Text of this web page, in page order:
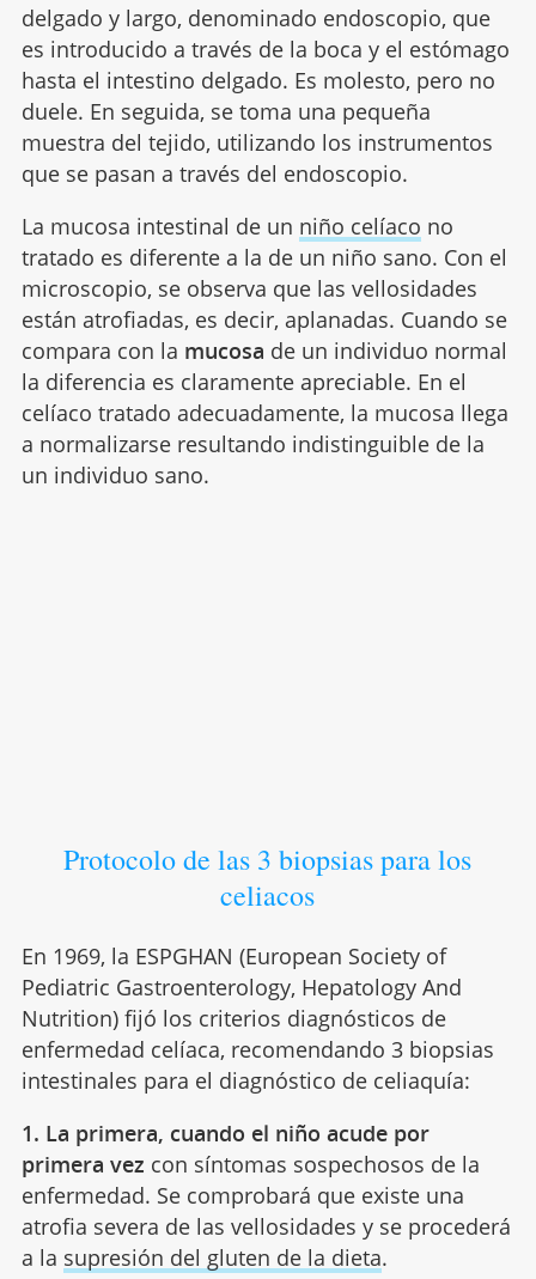
delgado y largo, denominado endoscopio, que
es introducido a través de la boca y el estómago
hasta el intestino delgado. Es molesto, pero no
duele. En seguida, se toma una pequeña
muestra del tejido, utilizando los instrumentos
que se pasan a través del endoscopio.
La mucosa intestinal de un niño celíaco no
tratado es diferente a la de un niño sano. Con el
microscopio, se observa que las vellosidades
están atrofiadas, es decir, aplanadas. Cuando se
compara con la mucosa de un individuo normal
la diferencia es claramente apreciable. En el
celíaco tratado adecuadamente, la mucosa llega
a normalizarse resultando indistinguible de la
un individuo sano.
Protocolo de las 3 biopsias para los
celiacos
En 1969, la ESPGHAN (European Society of
Pediatric Gastroenterology, Hepatology And
Nutrition) fijó los criterios diagnósticos de
enfermedad celíaca, recomendando 3 biopsias
intestinales para el diagnóstico de celiaquía:
1. La primera, cuando el niño acude por
primera vez con síntomas sospechosos de la
enfermedad. Se comprobará que existe una
atrofia severa de las vellosidades y se procederá
a la supresión del gluten de la dieta.